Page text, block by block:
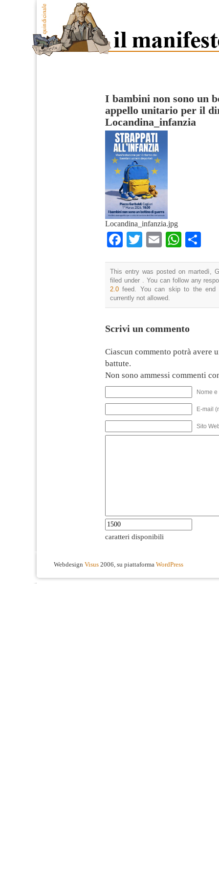
I bambini non sono un
appello unitario per il
Locandina_infanzia
Locandina_infanzia.jpg
Facebook
TwitterEmail
This entry was posted on martedì,
filed under . You can follow any
2.0 feed. You can skip to the end
currently not allowed.
Scrivi un commento
Ciascun commento potrà avere
battute.
Non sono ammessi commenti
Nome
E-mail
Sito
caratteri disponibili
Webdesign Visus 2006, su piattaforma WordPress